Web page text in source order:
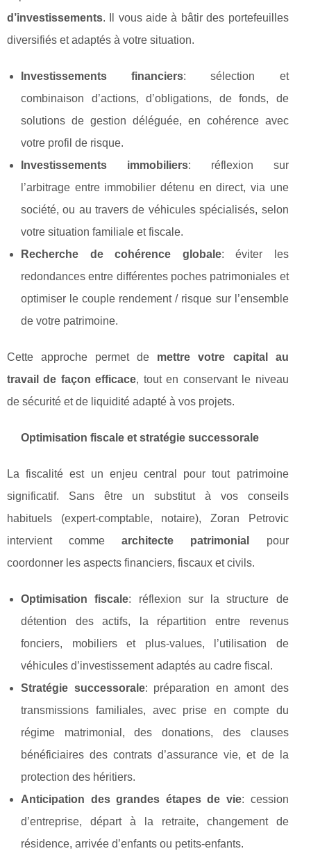
d’investissements. Il vous aide à bâtir des portefeuilles
diversifiés et adaptés à votre situation.
Investissements financiers: sélection et
combinaison d’actions, d’obligations, de fonds, de
solutions de gestion déléguée, en cohérence avec
votre profil de risque.
Investissements immobiliers: réflexion sur
l’arbitrage entre immobilier détenu en direct, via une
société, ou au travers de véhicules spécialisés, selon
votre situation familiale et fiscale.
Recherche de cohérence globale: éviter les
redondances entre différentes poches patrimoniales et
optimiser le couple rendement / risque sur l’ensemble
de votre patrimoine.
Cette approche permet de mettre votre capital au
travail de façon efficace, tout en conservant le niveau
de sécurité et de liquidité adapté à vos projets.
Optimisation fiscale et stratégie successorale
La fiscalité est un enjeu central pour tout patrimoine
significatif. Sans être un substitut à vos conseils
habituels (expert-comptable, notaire), Zoran Petrovic
intervient commearchitecte patrimonial
pour
coordonner les aspects financiers, fiscaux et civils.
Optimisation fiscale: réflexion sur la structure de
détention des actifs, la répartition entre revenus
fonciers, mobiliers et plus-values, l’utilisation de
véhicules d’investissement adaptés au cadre fiscal.
Stratégie successorale: préparation en amont des
transmissions familiales, avec prise en compte du
régime matrimonial, des donations, des clauses
bénéficiaires des contrats d’assurance vie, et de la
protection des héritiers.
Anticipation des grandes étapes de vie: cession
d’entreprise, départ à la retraite, changement de
résidence, arrivée d’enfants ou petits-enfants.